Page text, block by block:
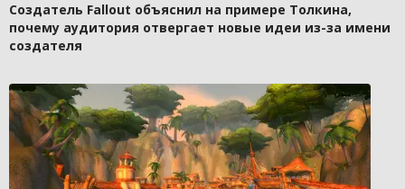
Создатель Fallout объяснил на примере Толкина,
почему аудитория отвергает новые идеи из-за имени
создателя